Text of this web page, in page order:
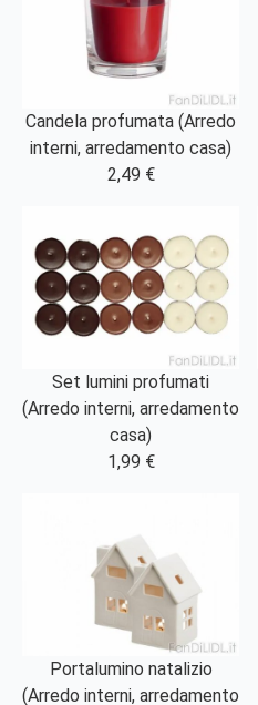
Candela profumata (Arredo
interni, arredamento casa)
2,49 €
Set lumini profumati
(Arredo interni, arredamento
casa)
1,99 €
Portalumino natalizio
(Arredo interni, arredamento